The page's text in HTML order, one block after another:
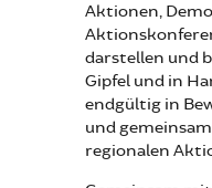
Aktionen,
darstellen und
Gipfel und in
endgültig in
und
regionalen